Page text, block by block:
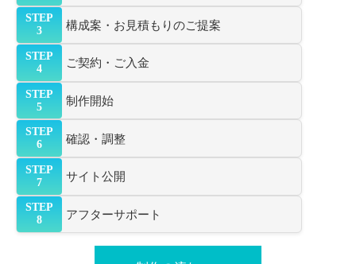
STEP
3
構成案・お見積もりのご提案
STEP
4
ご契約・ご入金
STEP
5
制作開始
STEP
6
確認・調整
STEP
7
サイト公開
STEP
8
アフターサポート